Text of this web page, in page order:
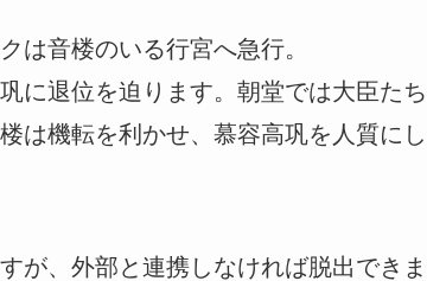
は音楼のいる行宮へ急行。
に退位を迫ります。朝堂では大臣たち
は機転を利かせ、慕容高巩を人質にし
が、外部と連携しなければ脱出できま